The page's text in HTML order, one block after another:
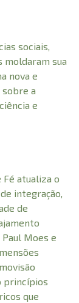
sociais,
sua
nova e
a
e
atualiza o
integração,
de
Moes e
princípios
que